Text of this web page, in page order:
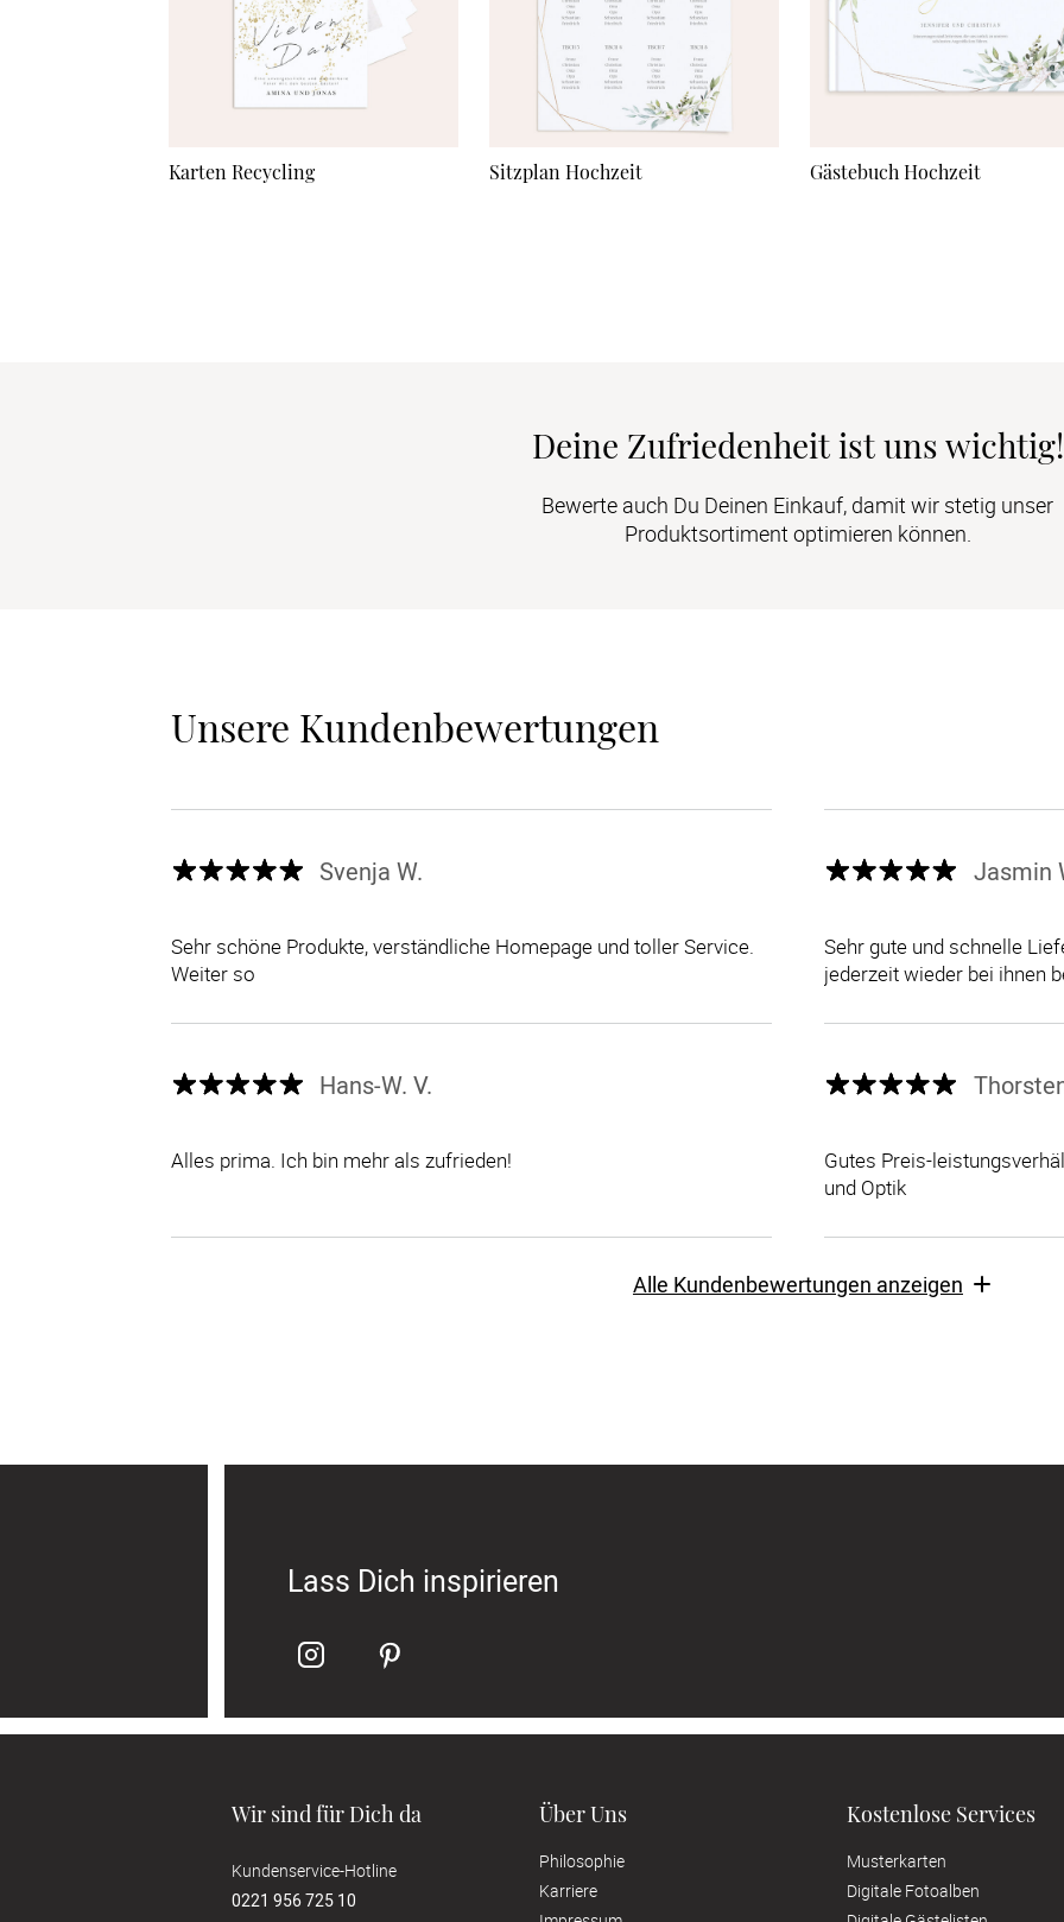
Karten Recycling Sitzplan Hochzeit Gästebuch Hochzeit
Deine Zufriedenheit ist uns wichtig!
Bewerte auch Du Deinen Einkauf, damit wir stetig unser
Produktsortiment optimieren können.
Unsere Kundenbewertungen
Svenja W.
Sehr schöne Produkte, verständliche Homepage und toller Service.
Weiter so
Jasmin
Sehr gute und schnelle
jederzeit wieder bei ihnen
Hans-W. V.
Alles prima. Ich bin mehr als zufrieden!
Gutes Preis-
und Optik
Alle Kundenbewertungen anzeigen
Lass Dich inspirieren
Wir sind für Dich da
Kundenservice-Hotline
0221 956 725 10
Über Uns
Philosophie
Karriere
Kostenlose Services
Musterkarten
Digitale Fotoalben